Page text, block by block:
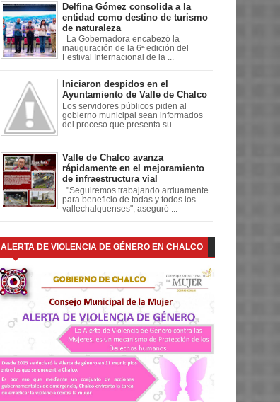
Delfina Gómez consolida a la
entidad como destino de turismo
de naturaleza
La Gobernadora encabezó la
inauguración de la 6ª edición del
Festival Internacional de la ...
Iniciaron despidos en el
Ayuntamiento de Valle de Chalco
Los servidores públicos piden al
gobierno municipal sean informados
del proceso que presenta su ...
Valle de Chalco avanza
rápidamente en el mejoramiento
de infraestructura vial
"Seguiremos trabajando arduamente
para beneficio de todas y todos los
vallechalquenses", aseguró ...
ALERTA DE VIOLENCIA DE GÉNERO EN CHALCO